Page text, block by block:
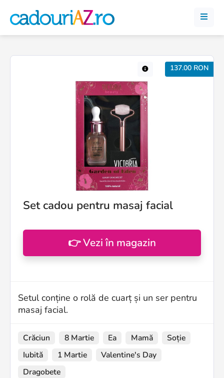
137.00 RON
Set cadou pentru masaj facial
👉 Vezi în magazin
Setul conține o rolă de cuarț și un ser pentru
masaj facial.
Crăciun 8 Martie Ea Mamă
Soție
Iubită
1 Martie
Valentine's Day
Dragobete